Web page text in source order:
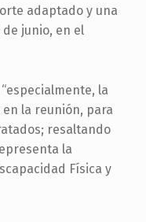
adaptado y una
junio, en el
“especialmente, la
la reunión, para
resaltando
la
Física y